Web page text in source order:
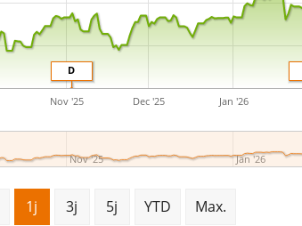
D
Nov '25 Dec '25 Jan '26
Nov '25 Jan '26
1j 3j 5j YTD Max.